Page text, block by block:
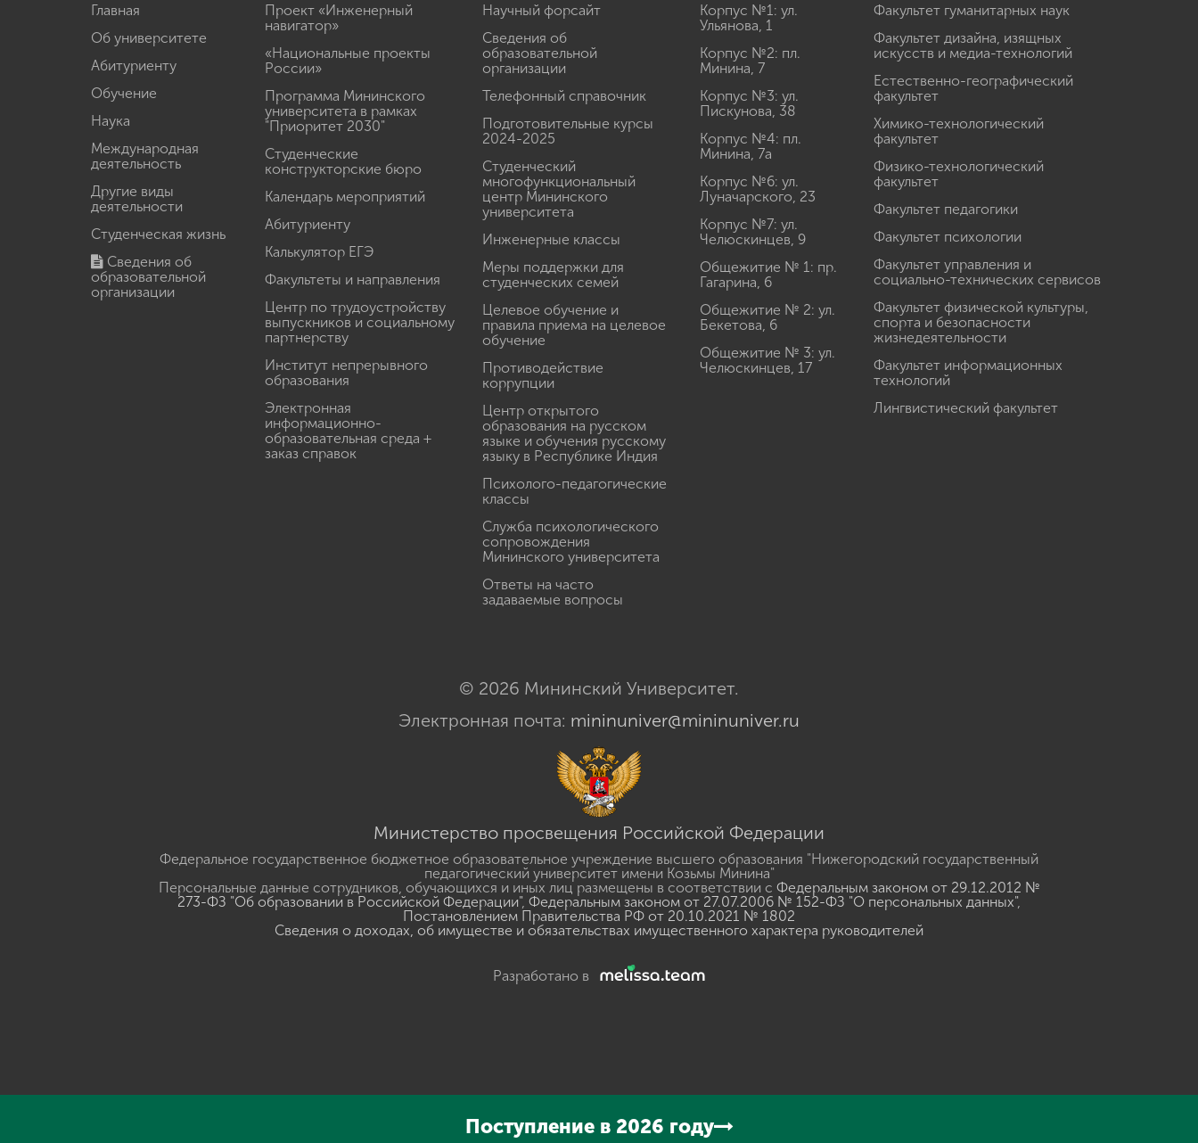
Главная
Об университете
Абитуриенту
Обучение
Наука
Международная
деятельность
Другие виды
деятельности
Студенческая жизнь
Сведения об
образовательной
организации
Проект «Инженерный
навигатор»
«Национальные проекты
России»
Программа Мининского
университета в рамках
"Приоритет 2030"
Студенческие
конструкторские бюро
Календарь мероприятий
Абитуриенту
Калькулятор ЕГЭ
Факультеты и направления
Центр по трудоустройству
выпускников и социальному
партнерству
Институт непрерывного
образования
Электронная
информационно-
образовательная среда +
заказ справок
Научный форсайт
Сведения об
образовательной
организации
Телефонный справочник
Подготовительные курсы
2024-2025
Студенческий
многофункциональный
центр Мининского
университета
Инженерные классы
Меры поддержки для
студенческих семей
Целевое обучение и
правила приема на целевое
обучение
Противодействие
коррупции
Центр открытого
образования на русском
языке и обучения русскому
языку в Республике Индия
Психолого-педагогические
классы
Служба психологического
сопровождения
Мининского университета
Ответы на часто
задаваемые вопросы
Корпус №1: ул.
Ульянова, 1
Корпус №2: пл.
Минина, 7
Корпус №3: ул.
Пискунова, 38
Корпус №4: пл.
Минина, 7а
Корпус №6: ул.
Луначарского, 23
Корпус №7: ул.
Челюскинцев, 9
Общежитие № 1: пр.
Гагарина, 6
Общежитие № 2: ул.
Бекетова, 6
Общежитие № 3: ул.
Челюскинцев, 17
Факультет гуманитарных наук
Факультет дизайна, изящных
искусств и медиа-технологий
Естественно-географический
факультет
Химико-технологический
факультет
Физико-технологический
факультет
Факультет педагогики
Факультет психологии
Факультет управления и
социально-технических сервисов
Факультет физической культуры,
спорта и безопасности
жизнедеятельности
Факультет информационных
технологий
Лингвистический факультет
© 2026 Мининский Университет.
Электронная почта: mininuniver@mininuniver.ru
Министерство просвещения Российской Федерации
Федеральное государственное бюджетное образовательное учреждение высшего образования "Нижегородский государственный
педагогический университет имени Козьмы Минина"
Персональные данные сотрудников, обучающихся и иных лиц размещены в соответствии с Федеральным законом от 29.12.2012 №
273-ФЗ "Об образовании в Российской Федерации", Федеральным законом от 27.07.2006 № 152-ФЗ "О персональных данных",
Постановлением Правительства РФ от 20.10.2021 № 1802
Сведения о доходах, об имуществе и обязательствах имущественного характера руководителей
Разработано в
Поступление в 2026 году